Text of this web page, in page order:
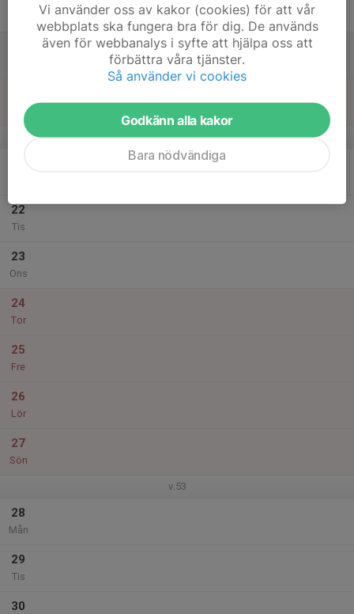
Sön
v.52
22
Tis
23
Ons
24
Tor
25
Fre
26
Lör
27
Sön
v.53
28
Mån
29
Tis
30
Vi använder oss av kakor (cookies) för att vår
webbplats ska fungera bra för dig. De används
även för webbanalys i syfte att hjälpa oss att
förbättra våra tjänster.
Så använder vi cookies
Godkänn alla kakor
Bara nödvändiga